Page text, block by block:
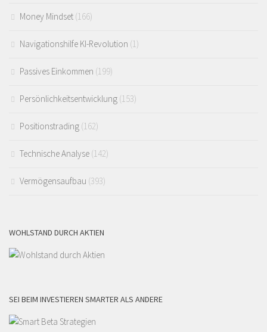
Money Mindset (166)
Navigationshilfe KI-Revolution (1)
Passives Einkommen (199)
Persönlichkeitsentwicklung (153)
Positionstrading (162)
Technische Analyse (142)
Vermögensaufbau (393)
WOHLSTAND DURCH AKTIEN
SEI BEIM INVESTIEREN SMARTER ALS ANDERE